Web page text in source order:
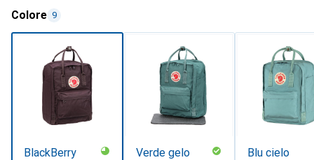
Colore 9
BlackBerry Verde gelo Blu cielo